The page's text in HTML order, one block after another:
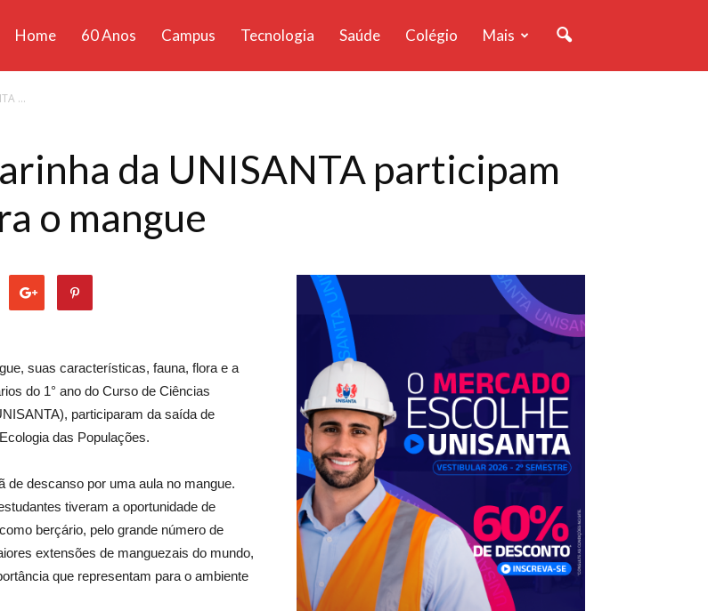
Home 60 Anos Campus Tecnologia Saúde Colégio Mais
...
da UNISANTA participam
o mangue
suas características, fauna, flora e a
do 1° ano do Curso de Ciências
participaram da saída de
das Populações.
de descanso por uma aula no mangue.
tiveram a oportunidade de
berçário, pelo grande número de
extensões de manguezais do mundo,
que representam para o ambiente